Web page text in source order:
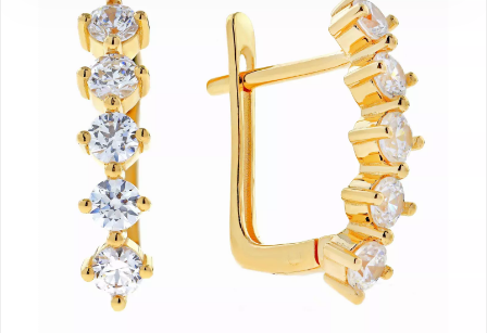
Коллекции
Кольца
Серьги
Браслеты
Цепочки